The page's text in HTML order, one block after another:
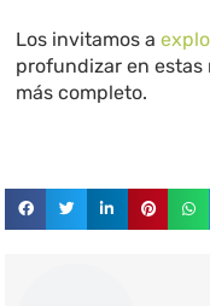
Los invitamos a
profundizar en estas
más completo.